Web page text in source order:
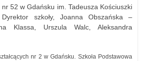
nr 52 w Gdańsku im. Tadeusza Kościuszki
szkoły, Joanna Obszańska –
Klassa, Urszula Walc, Aleksandra
nr 2 w Gdańsku. Szkoła Podstawowa